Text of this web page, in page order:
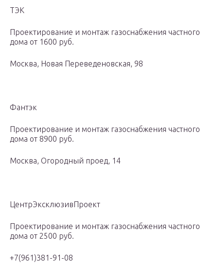
ТЭК
Проектирование и монтаж газоснабжения частного
дома от 1600 руб.
Москва, Новая Переведеновская, 98
Фантэк
Проектирование и монтаж газоснабжения частного
дома от 8900 руб.
Москва, Огородный проед, 14
ЦентрЭксклюзивПроект
Проектирование и монтаж газоснабжения частного
дома от 2500 руб.
+7(961)381-91-08